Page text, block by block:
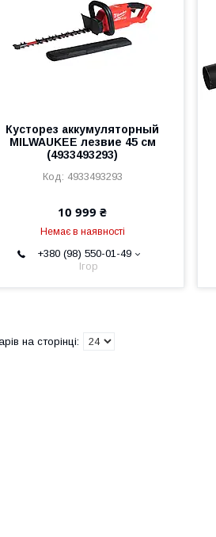
Кусторез аккумуляторный
MILWAUKEE лезвие 45 см
(4933493293)
4933493293
10 999 ₴
Немає в наявності
+380 (98) 550-01-49
Ігор